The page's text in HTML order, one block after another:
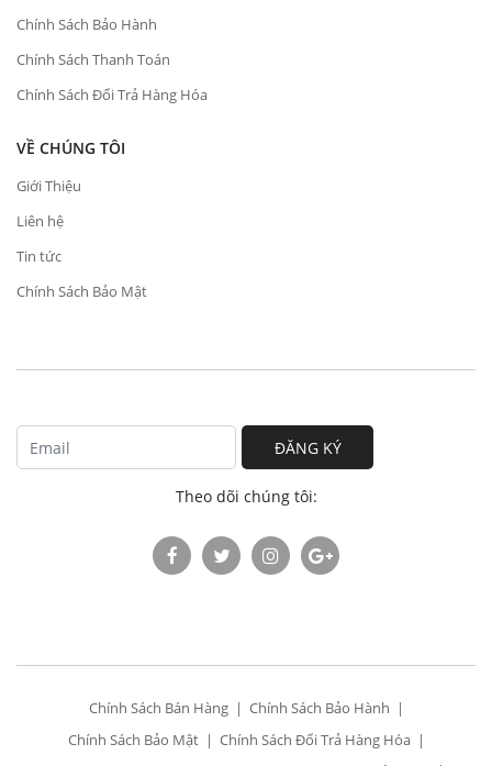
Chính Sách Bảo Hành
Chính Sách Thanh Toán
Chính Sách Đổi Trả Hàng Hóa
VỀ CHÚNG TÔI
Giới Thiệu
Liên hệ
Tin tức
Chính Sách Bảo Mật
ĐĂNG KÝ
Theo dõi chúng tôi:
Chính Sách Bán Hàng
Chính Sách Bảo Hành
Chính Sách Bảo Mật
Chính Sách Đổi Trả Hàng Hóa